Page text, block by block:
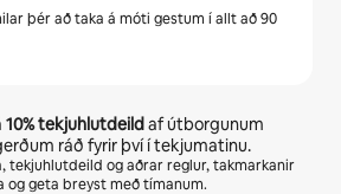
þér að taka á móti gestum í allt að 90
10%tekjuhlutdeildaf útborgunum
ráð fyrir því í tekjumatinu.
tekjuhlutdeild og aðrar reglur, takmarkanir
og geta breyst með tímanum.